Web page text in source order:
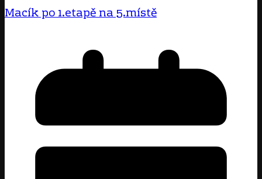
Macík po 1.etapě na 5.místě